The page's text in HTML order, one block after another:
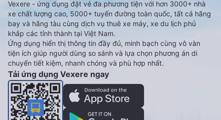
Vexere - ứng dụng đặt vé đa phương tiện với hơn 3000+ nhà
xe chất lượng cao, 5000+ tuyến đường toàn quốc, tất cả hãng
bay và hãng tàu cùng dịch vụ thuê xe máy, xe du lịch phủ
khắp các tỉnh thành tại Việt Nam.
Ứng dụng hiển thị thông tin đầy đủ, minh bạch cùng vô vàn
tiện ích giúp người dùng so sánh và lựa chọn phương án di
chuyển tiết kiệm, nhanh chóng và phù hợp nhất.
Tải ứng dụng Vexere ngay